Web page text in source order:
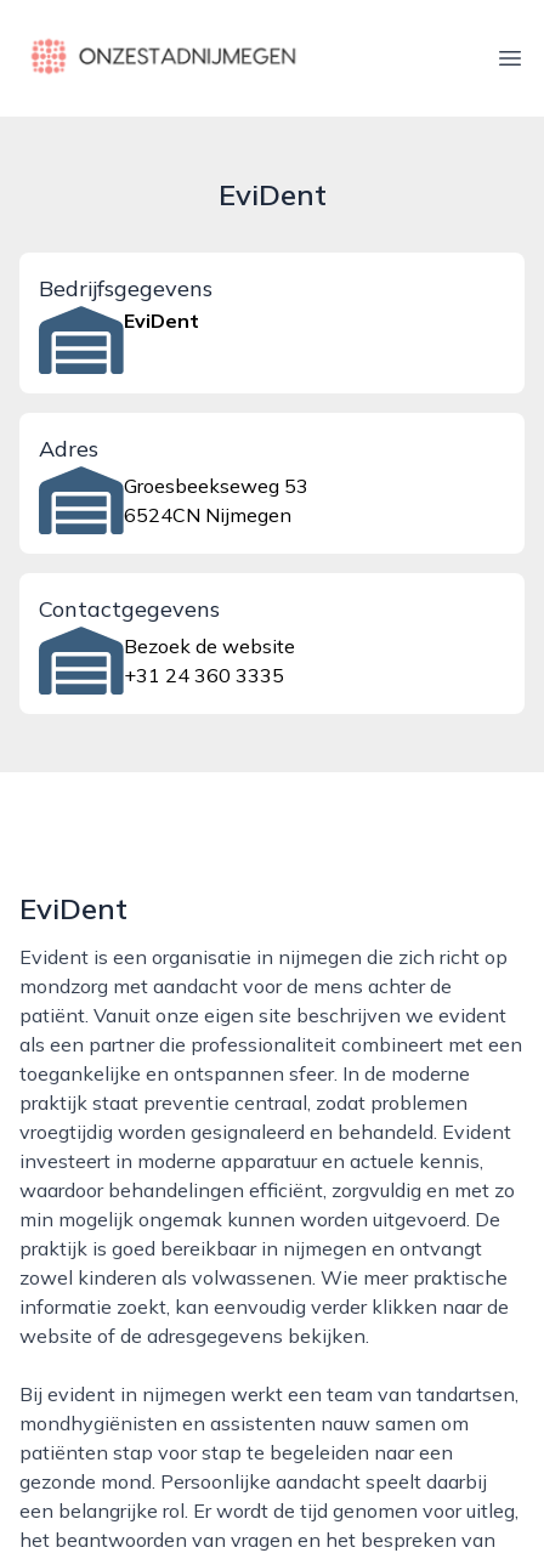
onzestadnijmegen.nl
EviDent
Bedrijfsgegevens
EviDent
Adres
Groesbeekseweg 53
6524CN Nijmegen
Contactgegevens
Bezoek de website
+31 24 360 3335
EviDent
Evident is een organisatie in nijmegen die zich richt op
mondzorg met aandacht voor de mens achter de
patiënt. Vanuit onze eigen site beschrijven we evident
als een partner die professionaliteit combineert met een
toegankelijke en ontspannen sfeer. In de moderne
praktijk staat preventie centraal, zodat problemen
vroegtijdig worden gesignaleerd en behandeld. Evident
investeert in moderne apparatuur en actuele kennis,
waardoor behandelingen efficiënt, zorgvuldig en met zo
min mogelijk ongemak kunnen worden uitgevoerd. De
praktijk is goed bereikbaar in nijmegen en ontvangt
zowel kinderen als volwassenen. Wie meer praktische
informatie zoekt, kan eenvoudig verder klikken naar de
website of de adresgegevens bekijken.
Bij evident in nijmegen werkt een team van tandartsen,
mondhygiënisten en assistenten nauw samen om
patiënten stap voor stap te begeleiden naar een
gezonde mond. Persoonlijke aandacht speelt daarbij
een belangrijke rol. Er wordt de tijd genomen voor uitleg,
het beantwoorden van vragen en het bespreken van